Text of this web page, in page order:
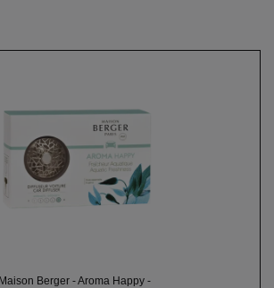
Maison Berger - Aroma Happy -